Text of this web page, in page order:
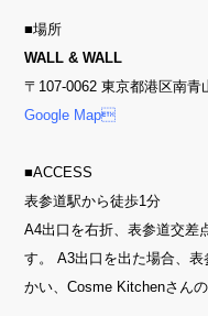
■場所
WALL & WALL
〒107-0062 東京都港区南青
Google Map
■ACCESS
表参道駅から徒歩1分
A4出口を右折、表参道交差
す。 A3出口を出た場合、
かい、Cosme Kitchenさん